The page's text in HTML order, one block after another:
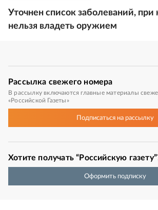
Уточнен список заболеваний, при
нельзя владеть оружием
Рассылка свежего номера
В рассылку включаются главные материалы
«Российской Газеты»
Подписатьсяна рассылку
Хотите получать “Российскую
Оформить подписку